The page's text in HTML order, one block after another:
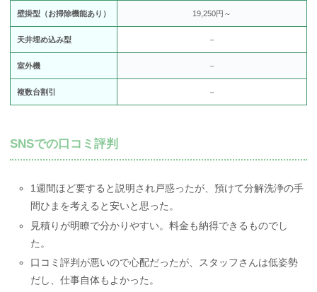
壁掛型（お掃除機能あり） 19,250円～
天井埋め込み型 －
室外機 －
複数台割引 －
SNSでの口コミ評判
1週間ほど要すると説明され戸惑ったが、預けて分解洗浄の手
間ひまを考えると安いと思った。
見積りが明瞭で分かりやすい。料金も納得できるものでし
た。
口コミ評判が悪いので心配だったが、スタッフさんは低姿勢
だし、仕事自体もよかった。